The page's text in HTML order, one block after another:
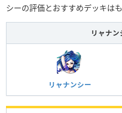
シーの評価とおすすめデッキは
リャナ
リャナンシー